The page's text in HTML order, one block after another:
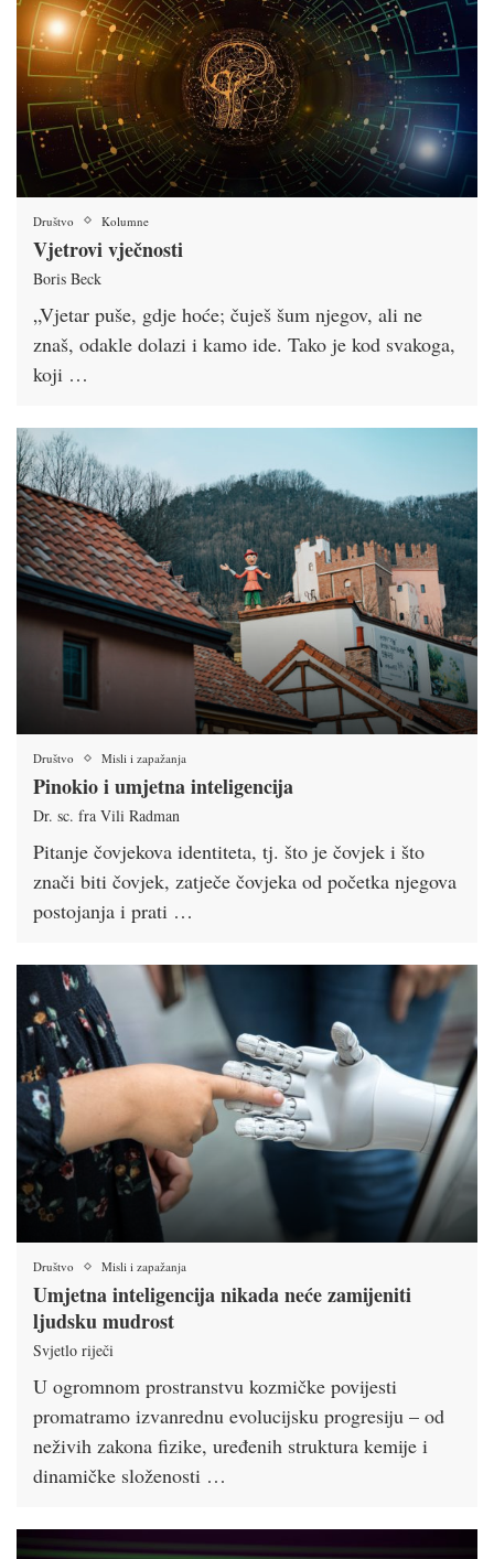
Društvo Kolumne
Vjetrovi vječnosti
Boris Beck
„Vjetar puše, gdje hoće; čuješ šum njegov, ali ne
znaš, odakle dolazi i kamo ide. Tako je kod svakoga,
koji …
Društvo Misli i zapažanja
Pinokio i umjetna inteligencija
Dr. sc. fra Vili Radman
Pitanje čovjekova identiteta, tj. što je čovjek i što
znači biti čovjek, zatječe čovjeka od početka njegova
postojanja i prati …
Društvo Misli i zapažanja
Umjetna inteligencija nikada neće zamijeniti
ljudsku mudrost
Svjetlo riječi
U ogromnom prostranstvu kozmičke povijesti
promatramo izvanrednu evolucijsku progresiju – od
neživih zakona fizike, uređenih struktura kemije i
dinamičke složenosti …